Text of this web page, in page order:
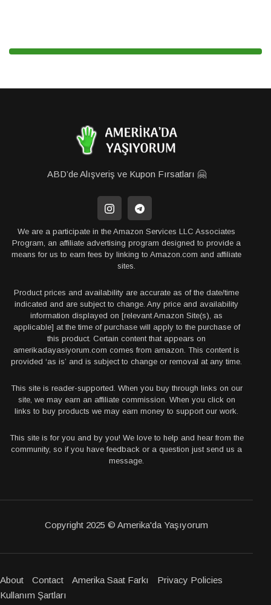
ABD’de Alışveriş ve Kupon Fırsatları 🤗
We are a participate in the Amazon Services LLC Associates
Program, an affiliate advertising program designed to provide a
means for us to earn fees by linking to Amazon.com and affiliate
sites.
Product prices and availability are accurate as of the date/time
indicated and are subject to change. Any price and availability
information displayed on [relevant Amazon Site(s), as
applicable] at the time of purchase will apply to the purchase of
this product. Certain content that appears on
amerikadayasiyorum.com comes from amazon. This content is
provided ‘as is’ and is subject to change or removal at any time.
This site is reader-supported. When you buy through links on our
site, we may earn an affiliate commission. When you click on
links to buy products we may earn money to support our work.
This site is for you and by you! We love to help and hear from the
community, so if you have feedback or a question just send us a
message.
Copyright 2025 © Amerika'da Yaşıyorum
About Contact Amerika Saat Farkı
Privacy Policies
Kullanım Şartları